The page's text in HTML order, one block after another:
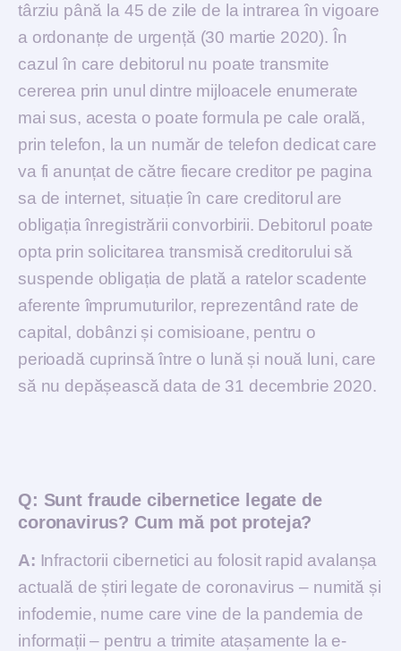
târziu până la 45 de zile de la intrarea în vigoare
a ordonanțe de urgență (30 martie 2020). În
cazul în care debitorul nu poate transmite
cererea prin unul dintre mijloacele enumerate
mai sus, acesta o poate formula pe cale orală,
prin telefon, la un număr de telefon dedicat care
va fi anunțat de către fiecare creditor pe pagina
sa de internet, situație în care creditorul are
obligația înregistrării convorbirii. Debitorul poate
opta prin solicitarea transmisă creditorului să
suspende obligația de plată a ratelor scadente
aferente împrumuturilor, reprezentând rate de
capital, dobânzi și comisioane, pentru o
perioadă cuprinsă între o lună și nouă luni, care
să nu depășească data de 31 decembrie 2020.
Q: Sunt fraude cibernetice legate de
coronavirus? Cum mă pot proteja?
A: Infractorii cibernetici au folosit rapid avalanșa
actuală de știri legate de coronavirus – numită și
infodemie, nume care vine de la pandemia de
informații – pentru a trimite atașamente la e-